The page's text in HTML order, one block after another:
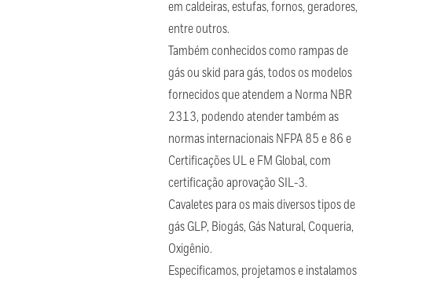
em caldeiras, estufas, fornos, geradores,
entre outros.
Também conhecidos como rampas de
gás ou skid para gás, todos os modelos
fornecidos que atendem a Norma NBR
2313, podendo atender também as
normas internacionais NFPA 85 e 86 e
Certificações UL e FM Global, com
certificação aprovação SIL-3.
Cavaletes para os mais diversos tipos de
gás GLP, Biogás, Gás Natural, Coqueria,
Oxigênio.
Especificamos, projetamos e instalamos